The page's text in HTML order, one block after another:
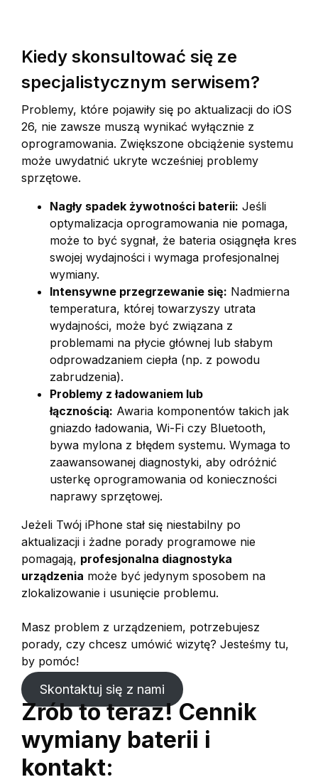
Kiedy skonsultować się ze
specjalistycznym serwisem?
Problemy, które pojawiły się po aktualizacji do iOS
26, nie zawsze muszą wynikać wyłącznie z
oprogramowania. Zwiększone obciążenie systemu
może uwydatnić ukryte wcześniej problemy
sprzętowe.
Nagły spadek żywotności baterii: Jeśli
optymalizacja oprogramowania nie pomaga,
może to być sygnał, że bateria osiągnęła kres
swojej wydajności i wymaga profesjonalnej
wymiany.
Intensywne przegrzewanie się: Nadmierna
temperatura, której towarzyszy utrata
wydajności, może być związana z
problemami na płycie głównej lub słabym
odprowadzaniem ciepła (np. z powodu
zabrudzenia).
Problemy z ładowaniem lub
łącznością: Awaria komponentów takich jak
gniazdo ładowania, Wi-Fi czy Bluetooth,
bywa mylona z błędem systemu. Wymaga to
zaawansowanej diagnostyki, aby odróżnić
usterkę oprogramowania od konieczności
naprawy sprzętowej.
Jeżeli Twój iPhone stał się niestabilny po
aktualizacji i żadne porady programowe nie
pomagają, profesjonalna diagnostyka
urządzenia może być jedynym sposobem na
zlokalizowanie i usunięcie problemu.
Masz problem z urządzeniem, potrzebujesz
porady, czy chcesz umówić wizytę? Jesteśmy tu,
by pomóc!
Skontaktuj się z nami
Zrób to teraz! Cennik
wymiany baterii i
kontakt: